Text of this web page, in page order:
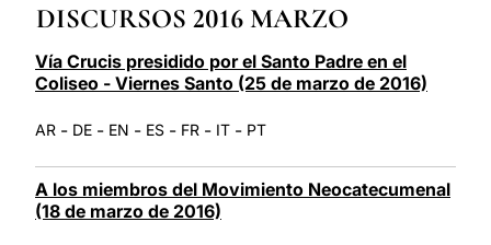
DISCURSOS 2016 MARZO
Vía Crucis presidido por el Santo Padre en el
Coliseo - Viernes Santo (25 de marzo de 2016)
AR - DE - EN - ES - FR - IT - PT
A los miembros del Movimiento Neocatecumenal
(18 de marzo de 2016)